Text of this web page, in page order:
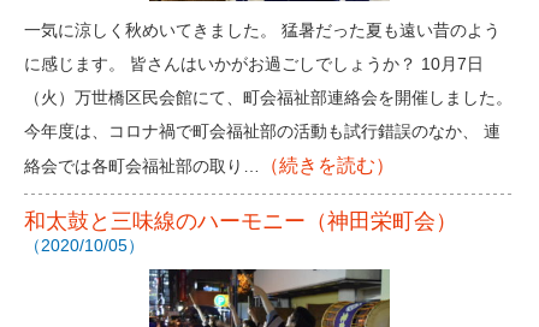
一気に涼しく秋めいてきました。 猛暑だった夏も遠い昔のよう
に感じます。 皆さんはいかがお過ごしでしょうか？ 10月7日
（火）万世橋区民会館にて、町会福祉部連絡会を開催しました。
今年度は、コロナ禍で町会福祉部の活動も試行錯誤のなか、 連
絡会では各町会福祉部の取り…
（続きを読む）
和太鼓と三味線のハーモニー（神田栄町会）
（2020/10/05）